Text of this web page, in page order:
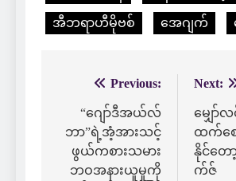
အီဘရာဟီမိုဗစ် အေဂျက်
navigation
Previous:
“ဂျော်ဒီအယ်လ်
ဘာ”ရဲ့အံ့အားသင့်
ဖွယ်ကစားသမား
ဘဝအနားယူမှုကို
Next:
မျှော်
ထက်စေ
နိုင်တေ
က်ဇ်